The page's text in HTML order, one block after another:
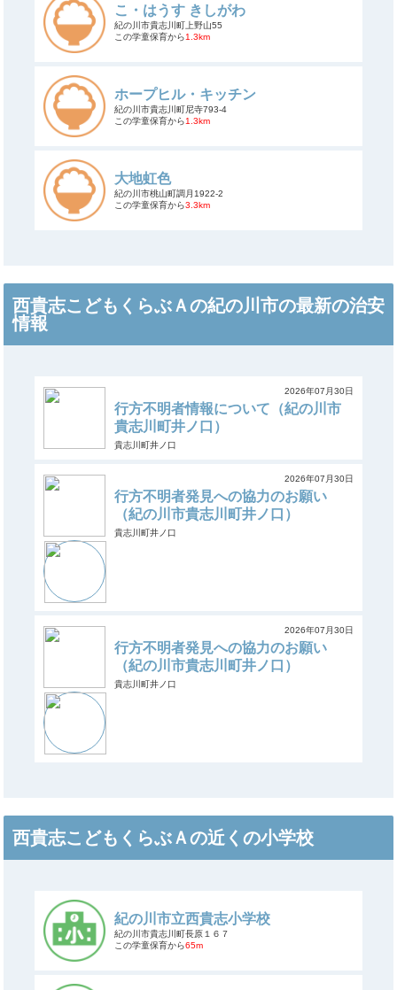
こ・はうす きしがわ
紀の川市貴志川町上野山55
この学童保育から1.3km
ホープヒル・キッチン
紀の川市貴志川町尼寺793-4
この学童保育から1.3km
大地虹色
紀の川市桃山町調月1922-2
この学童保育から3.3km
西貴志こどもくらぶＡの紀の川市の最新の治安
情報
2026年07月30日
行方不明者情報について（紀の川市
貴志川町井ノ口）
貴志川町井ノ口
2026年07月30日
行方不明者発見への協力のお願い
（紀の川市貴志川町井ノ口）
貴志川町井ノ口
2026年07月30日
行方不明者発見への協力のお願い
（紀の川市貴志川町井ノ口）
貴志川町井ノ口
西貴志こどもくらぶＡの近くの小学校
紀の川市立西貴志小学校
紀の川市貴志川町長原１６７
この学童保育から65m